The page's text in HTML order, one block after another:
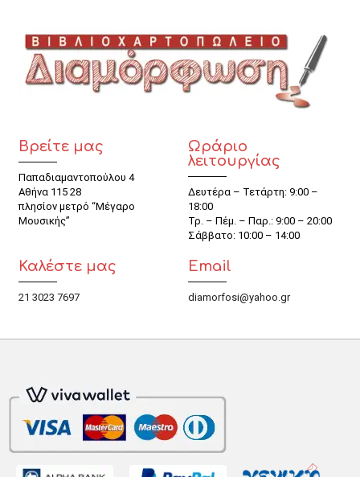
Βρείτε μας
Παπαδιαμαντοπούλου 4
Αθήνα 115 28
πλησίον μετρό “Μέγαρο
Μουσικής”
Ωράριο
λειτουργίας
Δευτέρα – Τετάρτη: 9:00 –
18:00
Τρ. – Πέμ. – Παρ.: 9:00 – 20:00
Σάββατο: 10:00 – 14:00
Καλέστε μας
21 3023 7697
Email
diamorfosi@yahoo.gr